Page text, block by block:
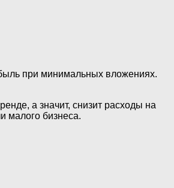
при минимальных вложениях.
а значит, снизит расходы на
малого бизнеса.